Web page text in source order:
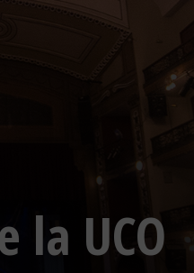
la UCO